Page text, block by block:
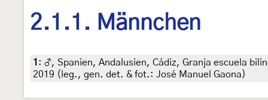
2.1.1. Männchen
1 : ♂, Spanien, Andalusien, Cádiz, Granja escuela
2019 (leg., gen. det. & fot.: José Manuel Gaona)